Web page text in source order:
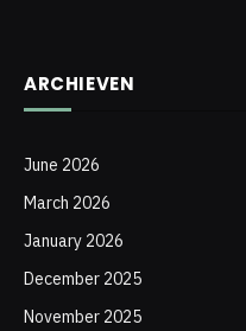
ARCHIEVEN
June 2026
March 2026
January 2026
December 2025
November 2025